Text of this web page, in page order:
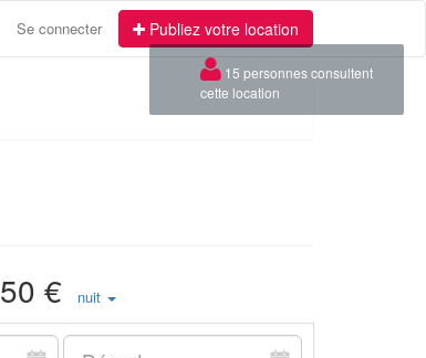
Se connecter Publiez votre location
50 € nuit
×
15 personnes consultent
cette location